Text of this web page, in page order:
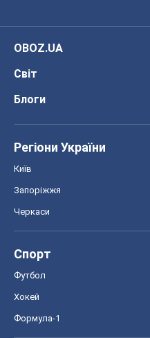
OBOZ.UA
Світ
Блоги
Регіони України
Київ
Запоріжжя
Черкаси
Спорт
Футбол
Хокей
Формула-1